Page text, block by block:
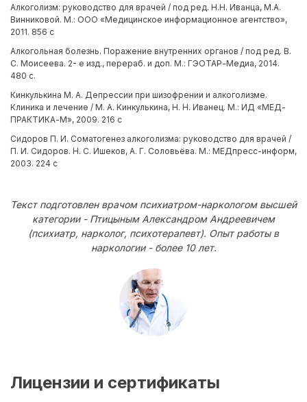
Алкоголизм: руководство для врачей / под ред. Н.Н. Иванца, М.А.
Винниковой. М.: ООО «Медицинское информационное агентство»,
2011. 856 с
Алкогольная болезнь. Поражение внутренних органов / под ред. В.
С. Моисеева. 2- е изд., перераб. и доп. М.: ГЭОТАР-Медиа, 2014.
480 с.
Кинкулькина М. А. Депрессии при шизофрении и алкоголизме.
Клиника и лечение / М. А. Кинкулькина, Н. Н. Иванец. М.: ИД «МЕД-
ПРАКТИКА-М», 2009. 216 с
Сидоров П. И. Соматогенез алкоголизма: руководство для врачей /
П. И. Сидоров. Н. С. Ишеков, А. Г. Соловьёва. М.: МЕДпресс-информ,
2003. 224 с
Текст подготовлен врачом психиатром-наркологом высшей
категории - Птицыным Александром Андреевичем
(психиатр, нарколог, психотерапевт). Опыт работы в
наркологии - более 10 лет.
Лицензии и сертификаты